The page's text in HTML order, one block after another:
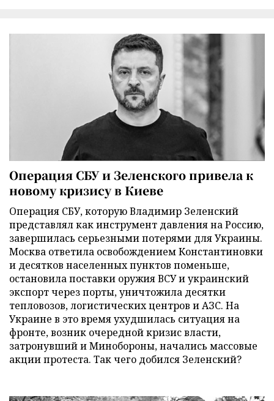
Операция СБУ и Зеленского привела к
новому кризису в Киеве
Операция СБУ, которую Владимир Зеленский
представлял как инструмент давления на Россию,
завершилась серьезными потерями для Украины.
Москва ответила освобождением Константиновки
и десятков населенных пунктов поменьше,
остановила поставки оружия ВСУ и украинский
экспорт через порты, уничтожила десятки
тепловозов, логистических центров и АЗС. На
Украине в это время ухудшилась ситуация на
фронте, возник очередной кризис власти,
затронувший и Минобороны, начались массовые
акции протеста. Так чего добился Зеленский?